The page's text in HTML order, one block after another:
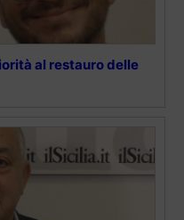
al restauro delle